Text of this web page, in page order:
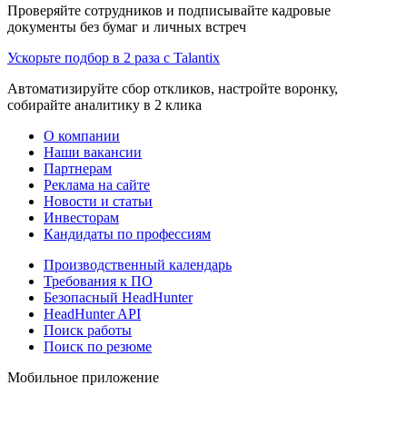
Проверяйте сотрудников и подписывайте кадровые
документы без бумаг и личных встреч
Ускорьте подбор в 2 раза с Talantix
Автоматизируйте сбор откликов, настройте воронку,
собирайте аналитику в 2 клика
О компании
Наши вакансии
Партнерам
Реклама на сайте
Новости и статьи
Инвесторам
Кандидаты по профессиям
Производственный календарь
Требования к ПО
Безопасный HeadHunter
HeadHunter API
Поиск работы
Поиск по резюме
Мобильное приложение